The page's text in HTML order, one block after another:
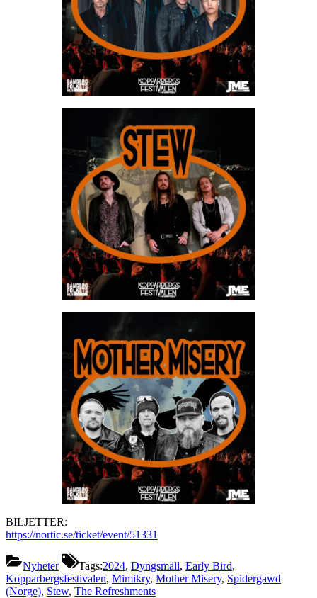
BILJETTER:
https://nortic.se/ticket/event/51331
Nyheter Tags:2024, Dyngsmäll, Early Bird,
Kopparbergsfestivalen, Mimikry, Mother Misery, Spidergawd
(Norge), Stew, The Refreshments